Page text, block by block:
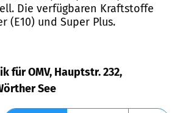
Die verfügbaren Kraftstoffe
(E10) und Super Plus.
für OMV, Hauptstr. 232,
See